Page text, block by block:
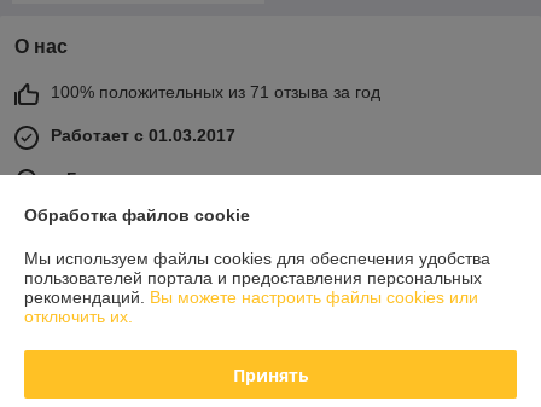
О нас
100% положительных из 71 отзыва за год
Работает с 01.03.2017
г. Гомель
Сегодня выходнойПоказать весь график работы
Обработка файлов cookie
Мы используем файлы cookies для обеспечения удобства
пользователей портала и предоставления персональных
рекомендаций. Вы можете настроить файлы cookies или
отключить их.
Принять